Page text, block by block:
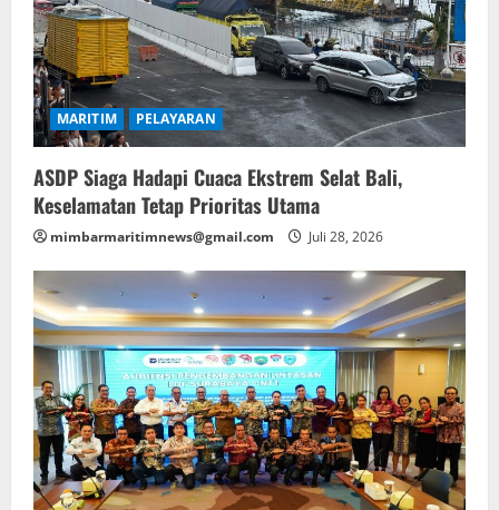
MARITIM PELAYARAN
ASDP Siaga Hadapi Cuaca Ekstrem Selat Bali,
Keselamatan Tetap Prioritas Utama
mimbarmaritimnews@gmail.com Juli 28, 2026